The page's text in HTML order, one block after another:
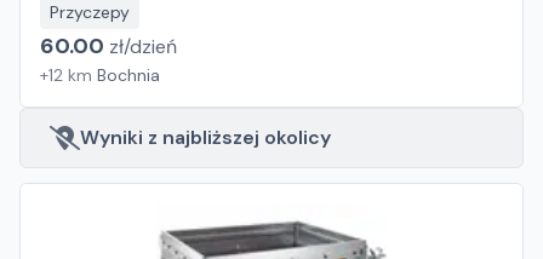
Przyczepy
60.00 zł/dzień
+12 km Bochnia
Wyniki z najbliższej okolicy